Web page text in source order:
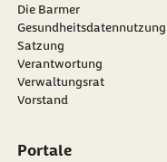
Die Barmer
Gesundheitsdatennutzung
Satzung
Verantwortung
Verwaltungsrat
Vorstand
Portale